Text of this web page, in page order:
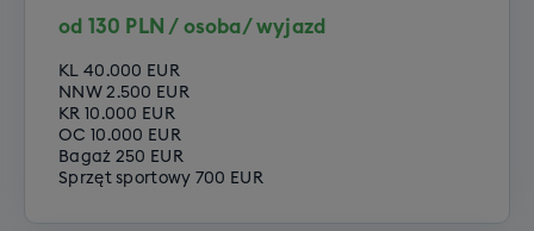
od 130 PLN / osoba/ wyjazd
KL 40.000 EUR
NNW 2.500 EUR
KR 10.000 EUR
OC 10.000 EUR
Bagaż 250 EUR
Sprzęt sportowy 700 EUR